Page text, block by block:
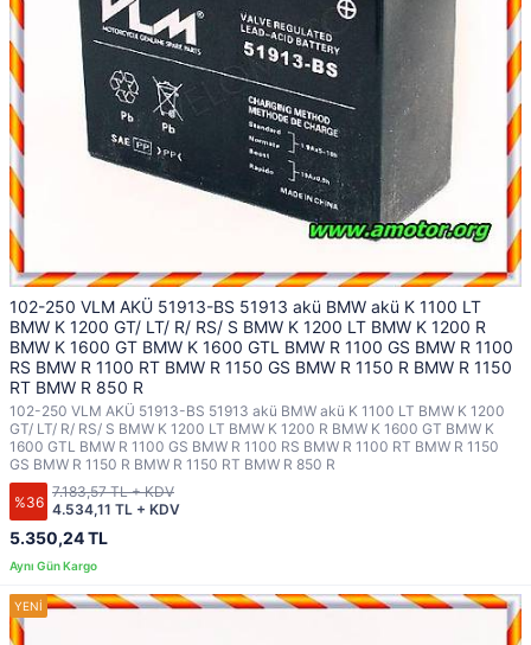
102-250 VLM AKÜ 51913-BS 51913 akü BMW akü K 1100 LT
BMW K 1200 GT/ LT/ R/ RS/ S BMW K 1200 LT BMW K 1200 R
BMW K 1600 GT BMW K 1600 GTL BMW R 1100 GS BMW R 1100
RS BMW R 1100 RT BMW R 1150 GS BMW R 1150 R BMW R 1150
RT BMW R 850 R
102-250 VLM AKÜ 51913-BS 51913 akü BMW akü K 1100 LT BMW K 1200
GT/ LT/ R/ RS/ S BMW K 1200 LT BMW K 1200 R BMW K 1600 GT BMW K
1600 GTL BMW R 1100 GS BMW R 1100 RS BMW R 1100 RT BMW R 1150
GS BMW R 1150 R BMW R 1150 RT BMW R 850 R
%36
5.350,24 TL
4.534,11 TL + KDV
7.183,57 TL + KDV